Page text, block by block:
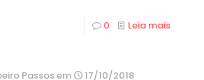
0 Leia mais
Passosem 17/10/2018